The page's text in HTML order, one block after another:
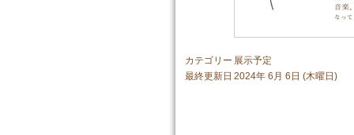
カテゴリー 展示予定
最終更新日 2024年 6月 6日 (木曜日)